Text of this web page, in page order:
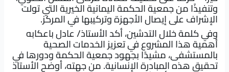
وتنفيذًا من جمعية الحكمة اليمانية الخيرية التي تولت
الإشراف على إيصال الأجهزة وتركيبها في المركز.
وفي كلمة خلال التدشين، أكد الأستاذ/ عادل باعكابه
أهمية هذا المشروع في تعزيز الخدمات الصحية
بالمستشفى، مشيدًا بجهود جمعية الحكمة ودورها في
تحقيق هذه المبادرة الإنسانية. من جهته، أوضح الأستاذ